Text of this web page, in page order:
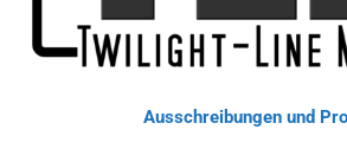
Ausschreibungen und